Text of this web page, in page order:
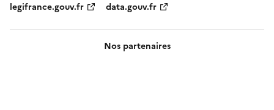
legifrance.gouv.fr
data.gouv.fr
Nos partenaires